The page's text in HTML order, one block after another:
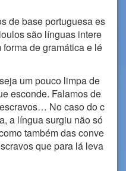
de base portuguesa es
são línguas intere
de gramática e lé
um pouco limpa de
esconde. Falamos de
No caso do c
a língua surgiu não só
também das conve
que para lá leva